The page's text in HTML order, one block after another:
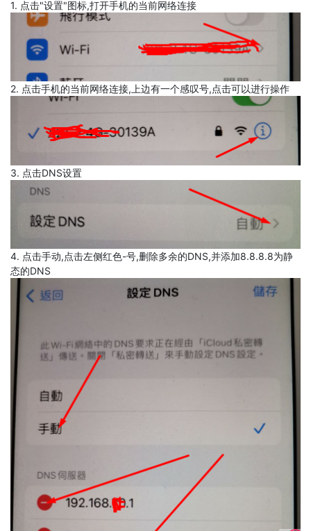
1. 点击"设置"图标,打开手机的当前网络连接
2. 点击手机的当前网络连接,上边有一个感叹号,点击可以进行操作
3. 点击DNS设置
4. 点击手动,点击左侧红色-号,删除多余的DNS,并添加8.8.8.8为静
态的DNS